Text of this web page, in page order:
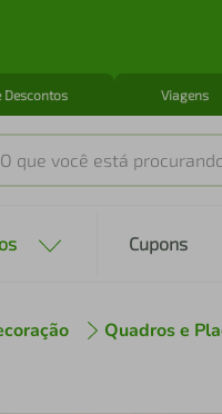
Descontos Viagens
você está procurando?
Cupons
Quadros e